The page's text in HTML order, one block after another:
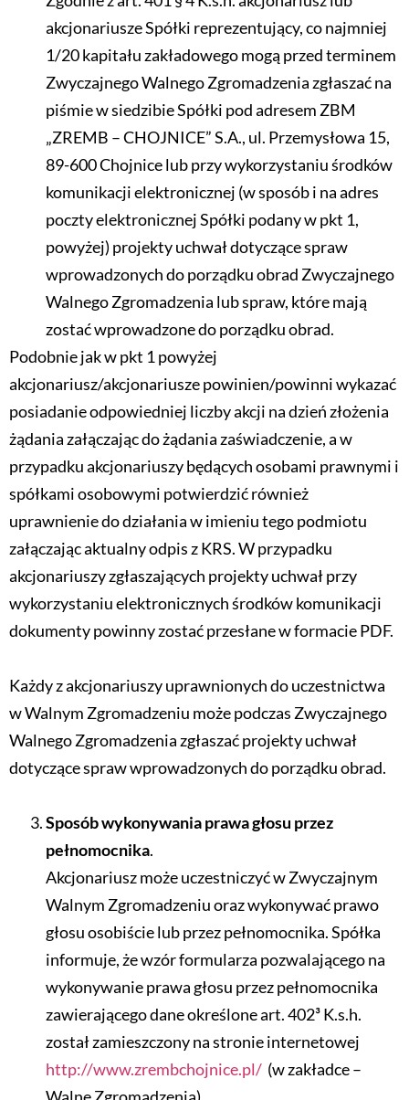
akcjonariusze Spółki reprezentujący, co najmniej
1/20 kapitału zakładowego mogą przed terminem
Zwyczajnego Walnego Zgromadzenia zgłaszać na
piśmie w siedzibie Spółki pod adresem ZBM
„ZREMB – CHOJNICE” S.A., ul. Przemysłowa 15,
89-600 Chojnice lub przy wykorzystaniu środków
komunikacji elektronicznej (w sposób i na adres
poczty elektronicznej Spółki podany w pkt 1,
powyżej) projekty uchwał dotyczące spraw
wprowadzonych do porządku obrad Zwyczajnego
Walnego Zgromadzenia lub spraw, które mają
zostać wprowadzone do porządku obrad.
Podobnie jak w pkt 1 powyżej
akcjonariusz/akcjonariusze powinien/powinni wykazać
posiadanie odpowiedniej liczby akcji na dzień złożenia
żądania załączając do żądania zaświadczenie, a w
przypadku akcjonariuszy będących osobami prawnymi i
spółkami osobowymi potwierdzić również
uprawnienie do działania w imieniu tego podmiotu
załączając aktualny odpis z KRS. W przypadku
akcjonariuszy zgłaszających projekty uchwał przy
wykorzystaniu elektronicznych środków komunikacji
dokumenty powinny zostać przesłane w formacie PDF.
Każdy z akcjonariuszy uprawnionych do uczestnictwa
w Walnym Zgromadzeniu może podczas Zwyczajnego
Walnego Zgromadzenia zgłaszać projekty uchwał
dotyczące spraw wprowadzonych do porządku obrad.
Sposób wykonywania prawa głosu przez
pełnomocnika.
Akcjonariusz może uczestniczyć w Zwyczajnym
Walnym Zgromadzeniu oraz wykonywać prawo
głosu osobiście lub przez pełnomocnika. Spółka
informuje, że wzór formularza pozwalającego na
wykonywanie prawa głosu przez pełnomocnika
zawierającego dane określone art. 402³ K.s.h.
został zamieszczony na stronie internetowej
http://www.zrembchojnice.pl/ (w zakładce –